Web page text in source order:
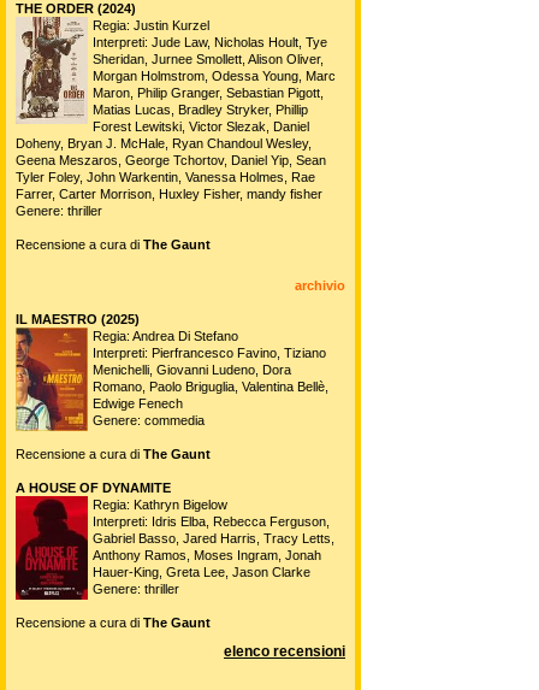
THE ORDER (2024)
Regia: Justin Kurzel
Interpreti: Jude Law, Nicholas Hoult, Tye
Sheridan, Jurnee Smollett, Alison Oliver,
Morgan Holmstrom, Odessa Young, Marc
Maron, Philip Granger, Sebastian Pigott,
Matias Lucas, Bradley Stryker, Phillip
Forest Lewitski, Victor Slezak, Daniel
Doheny, Bryan J. McHale, Ryan Chandoul Wesley,
Geena Meszaros, George Tchortov, Daniel Yip, Sean
Tyler Foley, John Warkentin, Vanessa Holmes, Rae
Farrer, Carter Morrison, Huxley Fisher, mandy fisher
Genere: thriller
Recensione a cura di The Gaunt
archivio
IL MAESTRO (2025)
Regia: Andrea Di Stefano
Interpreti: Pierfrancesco Favino, Tiziano
Menichelli, Giovanni Ludeno, Dora
Romano, Paolo Briguglia, Valentina Bellè,
Edwige Fenech
Genere: commedia
Recensione a cura di The Gaunt
A HOUSE OF DYNAMITE
Regia: Kathryn Bigelow
Interpreti: Idris Elba, Rebecca Ferguson,
Gabriel Basso, Jared Harris, Tracy Letts,
Anthony Ramos, Moses Ingram, Jonah
Hauer-King, Greta Lee, Jason Clarke
Genere: thriller
Recensione a cura di The Gaunt
elenco recensioni